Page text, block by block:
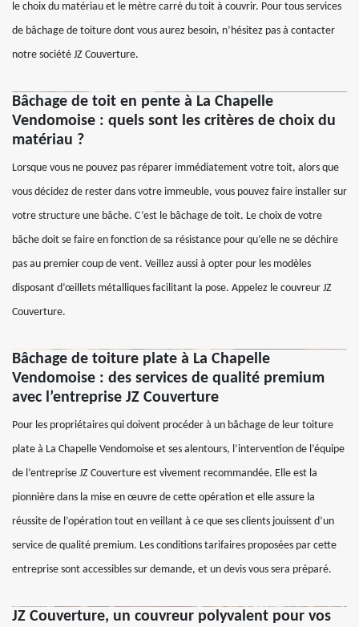
le choix du matériau et le mètre carré du toit à couvrir. Pour tous services
de bâchage de toiture dont vous aurez besoin, n’hésitez pas à contacter
notre société JZ Couverture.
Bâchage de toit en pente à La Chapelle
Vendomoise : quels sont les critères de choix du
matériau ?
Lorsque vous ne pouvez pas réparer immédiatement votre toit, alors que
vous décidez de rester dans votre immeuble, vous pouvez faire installer sur
votre structure une bâche. C’est le bâchage de toit. Le choix de votre
bâche doit se faire en fonction de sa résistance pour qu’elle ne se déchire
pas au premier coup de vent. Veillez aussi à opter pour les modèles
disposant d’œillets métalliques facilitant la pose. Appelez le couvreur JZ
Couverture.
Bâchage de toiture plate à La Chapelle
Vendomoise : des services de qualité premium
avec l’entreprise JZ Couverture
Pour les propriétaires qui doivent procéder à un bâchage de leur toiture
plate à La Chapelle Vendomoise et ses alentours, l’intervention de l’équipe
de l’entreprise JZ Couverture est vivement recommandée. Elle est la
pionnière dans la mise en œuvre de cette opération et elle assure la
réussite de l’opération tout en veillant à ce que ses clients jouissent d’un
service de qualité premium. Les conditions tarifaires proposées par cette
entreprise sont accessibles sur demande, et un devis vous sera préparé.
JZ Couverture, un couvreur polyvalent pour vos